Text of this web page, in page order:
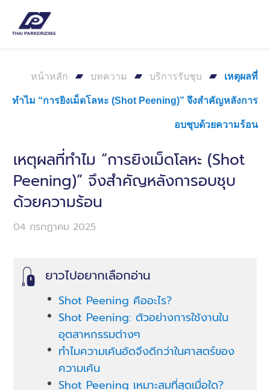
หน้าหลัก บทความ บริการรับชุบ เหตุผลที่
ทำไม “การยิงเม็ดโลหะ (Shot Peening)” จึงสำคัญหลังการ
อบชุบด้วยความร้อน
เหตุผลที่ทำไม “การยิงเม็ดโลหะ (Shot
Peening)” จึงสำคัญหลังการอบชุบ
ด้วยความร้อน
04 กรกฏาคม 2025
ยาวไปอยากเลือกอ่าน
Shot Peening คืออะไร?
Shot Peening: ตัวอย่างการใช้งานใน
อุตสาหกรรมต่างๆ
ทำไมความเค้นอัดจึงดีกว่าในศาสตร์ของ
ความเค้น
Shot Peening เหมาะสมที่สุดเมื่อใด?